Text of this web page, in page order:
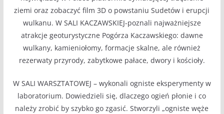
ziemi oraz zobaczyć film 3D o powstaniu Sudetów i erupcji
wulkanu. W SALI KACZAWSKIEJ-poznali najważniejsze
atrakcje geoturystyczne Pogórza Kaczawskiego: dawne
wulkany, kamieniołomy, formacje skalne, ale również
rezerwaty przyrody, zabytkowe pałace, dwory i kościoły.
W SALI WARSZTATOWEJ – wykonali ogniste eksperymenty w
laboratorium. Dowiedzieli się, dlaczego ogień płonie i co
należy zrobić by szybko go zgasić. Stworzyli „ogniste węże